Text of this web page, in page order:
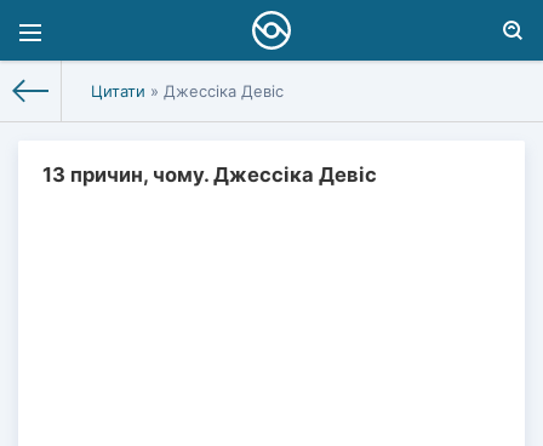
Цитати » Джессіка Девіс
13 причин, чому. Джессіка Девіс